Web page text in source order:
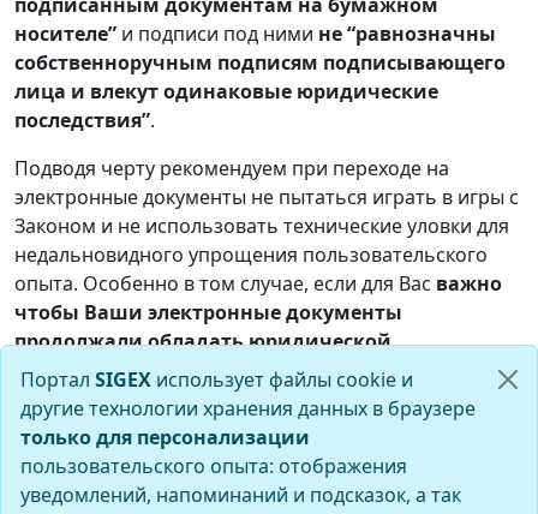
носителе” и подписи под ними не “равнозначны
собственноручным подписям подписывающего
лица и влекут одинаковые юридические
последствия”.
Подводя черту рекомендуем при переходе на
электронные документы не пытаться играть в игры с
Законом и не использовать технические уловки для
недальновидного упрощения пользовательского
опыта. Особенно в том случае, если для Вас важно
чтобы Ваши электронные документы
продолжали обладать юридической
значимостью в течении всего срока их действия
Портал SIGEX использует файлы cookie и
другие технологии хранения данных в браузере
только для персонализации
пользовательского опыта: отображения
уведомлений, напоминаний и подсказок, а так